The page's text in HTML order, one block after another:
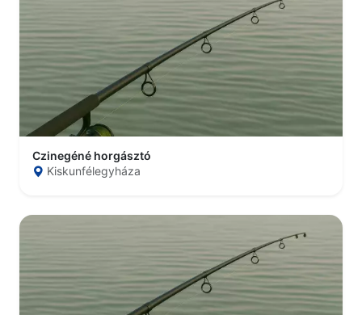
Czinegéné horgásztó
Kiskunfélegyháza